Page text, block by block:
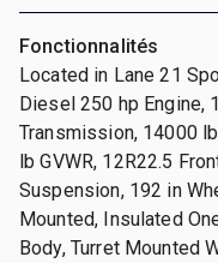
Fonctionnalités
Located in Lane 21
Diesel 250 hp Engine,
Transmission, 14000
lb GVWR, 12R22.5
Suspension, 192 in
Mounted, Insulated
Body, Turret Mounted